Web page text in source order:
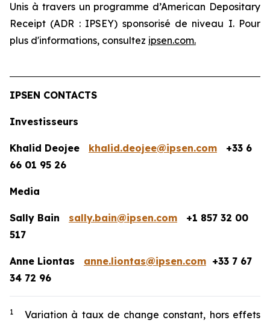
Unis à travers un programme d’American Depositary
Receipt (ADR : IPSEY) sponsorisé de niveau I. Pour
plus d'informations, consultez ipsen.com.
IPSEN CONTACTS
Investisseurs
Khalid Deojee khalid.deojee@ipsen.com +33 6
66 01 95 26
Media
Sally Bain sally.bain@ipsen.com +1 857 32 00
517
Anne Liontas anne.liontas@ipsen.com +33 7 67
34 72 96
1
Variation à taux de change constant, hors effets